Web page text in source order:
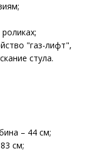
"газ-лифт",
стула.
– 44 см;
см;